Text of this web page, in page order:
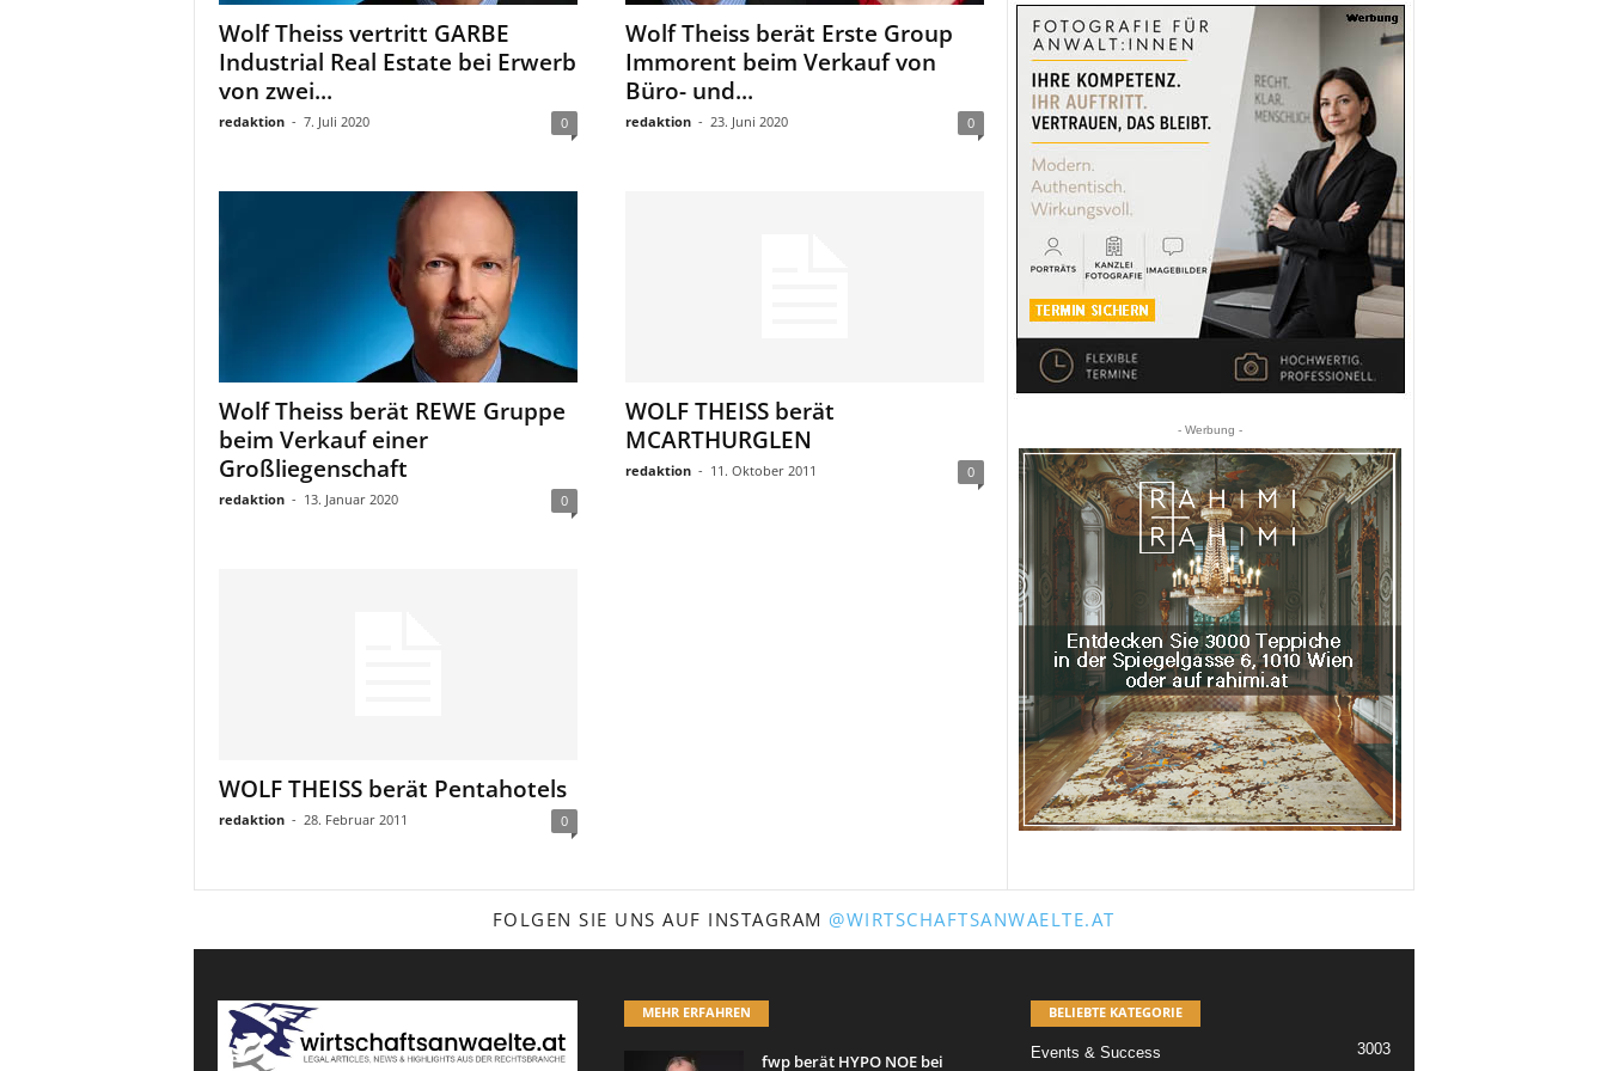
Wolf Theiss vertritt GARBE
Industrial Real Estate bei Erwerb
von zwei...
redaktion - 7. Juli 2020 0
Wolf Theiss berät Erste Group
Immorent beim Verkauf von
Büro- und...
redaktion - 23. Juni 2020 0
Wolf Theiss berät REWE Gruppe
beim Verkauf einer
Großliegenschaft
redaktion - 13. Januar 2020 0
WOLF THEISS berät
MCARTHURGLEN
redaktion - 11. Oktober 2011 0
WOLF THEISS berät Pentahotels
redaktion - 28. Februar 2011 0
- Werbung -
FOLGEN SIE UNS AUF INSTAGRAM @WIRTSCHAFTSANWAELTE.AT
MEHR ERFAHREN
fwp berät HYPO NOE bei
BELIEBTE KATEGORIE
Events & Success 3003